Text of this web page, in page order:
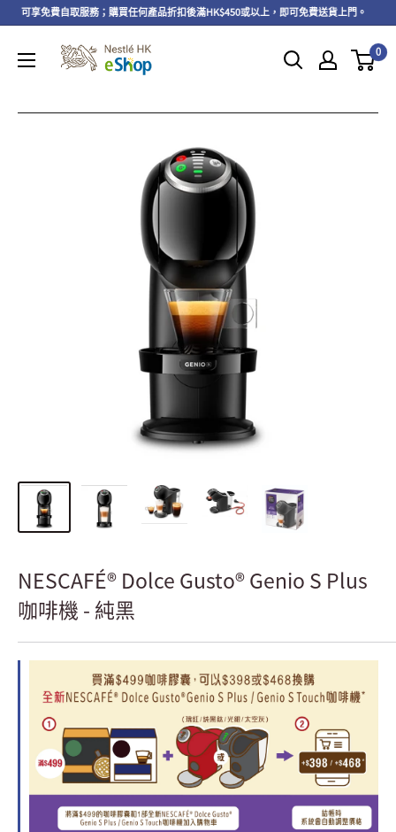
可享免費自取服務；購買任何產品折扣後滿HK$450或以上，即可免費送貨上門。
0
NESCAFÉ® Dolce Gusto® Genio S Plus
咖啡機 - 純黑